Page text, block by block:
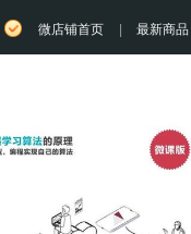
微店铺首页 最新商品